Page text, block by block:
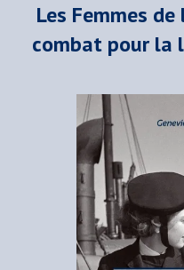
Les Femmes
combat pour la